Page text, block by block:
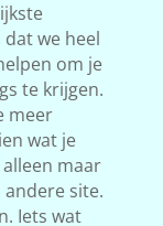
dat we heel
om je
te krijgen.
meer
wat je
maar
site.
Iets wat